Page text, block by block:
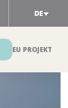
DE
EU PROJEKT